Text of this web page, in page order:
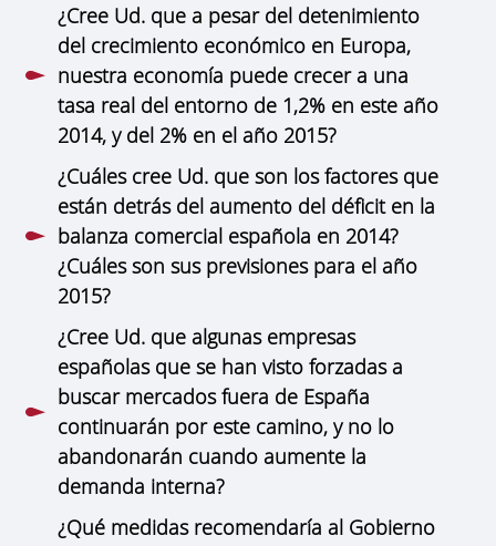
¿Cree Ud. que a pesar del detenimiento
del crecimiento económico en Europa,
nuestra economía puede crecer a una
tasa real del entorno de 1,2% en este año
2014, y del 2% en el año 2015?
¿Cuáles cree Ud. que son los factores que
están detrás del aumento del déficit en la
balanza comercial española en 2014?
¿Cuáles son sus previsiones para el año
2015?
¿Cree Ud. que algunas empresas
españolas que se han visto forzadas a
buscar mercados fuera de España
continuarán por este camino, y no lo
abandonarán cuando aumente la
demanda interna?
¿Qué medidas recomendaría al Gobierno